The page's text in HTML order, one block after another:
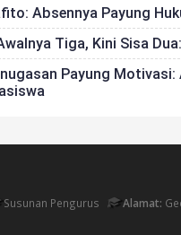
Absennya Payung
Tiga, Kini Sisa
Payung
Susunan Pengurus Alamat: